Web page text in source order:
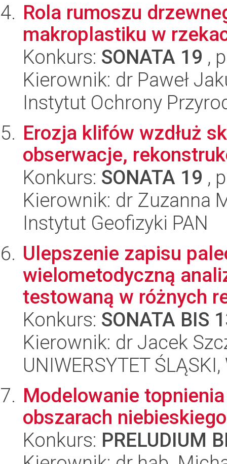
Rola rumoszu
makroplastiku w
Konkurs: SONATA 19 ,
Kierownik: dr Paweł
Instytut Ochrony
Erozja klifów wzdłuż
obserwacje,
Konkurs: SONATA 19 ,
Kierownik: dr Zuzanna
Instytut Geofizyki PAN
Ulepszenie zapisu
wielometodyczną
testowaną w różnych
Konkurs: SONATA BIS
Kierownik: dr Jacek
UNIWERSYTET
Modelowanie
obszarach
Konkurs: PRELUDIUM